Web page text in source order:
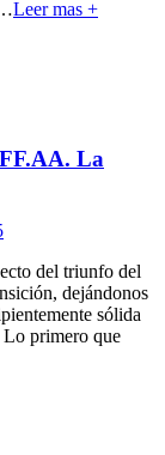
Leer mas +
La
del triunfo del
dejándonos
sólida
Lo primero que